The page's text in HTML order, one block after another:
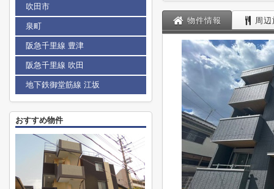
物件情報 周
吹田市
泉町
阪急千里線 豊津
阪急千里線 吹田
地下鉄御堂筋線 江坂
おすすめ物件